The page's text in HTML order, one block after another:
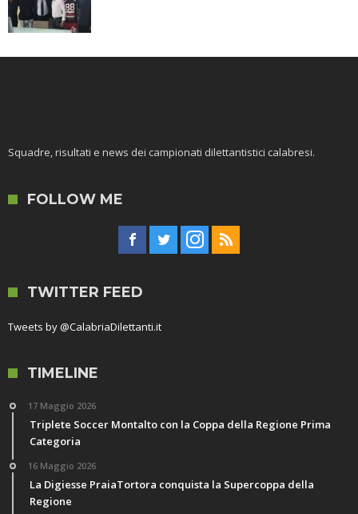
Squadre, risultati e news dei campionati dilettantistici calabresi.
FOLLOW ME
TWITTER FEED
Tweets by @CalabriaDilettanti.it
TIMELINE
17 Maggio 2026
Triplete Soccer Montalto con la Coppa della Regione Prima
Categoria
16 Maggio 2026
La Digiesse PraiaTortora conquista la Supercoppa della
Regione